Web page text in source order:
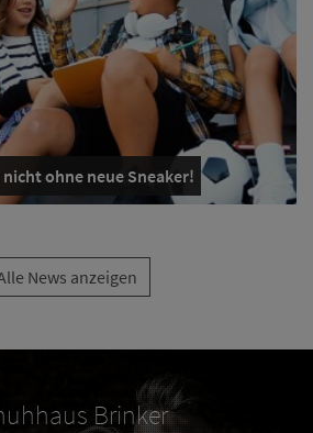
nicht ohne neue Sneaker!
News anzeigen
Brinker